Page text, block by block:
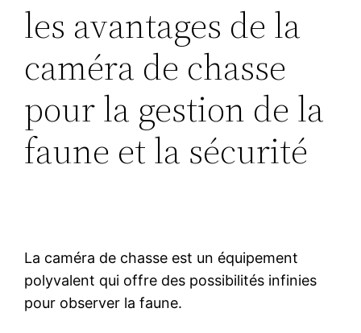
les avantages de la
caméra de chasse
pour la gestion de la
faune et la sécurité
La caméra de chasse est un équipement
polyvalent qui offre des possibilités infinies
pour observer la faune.